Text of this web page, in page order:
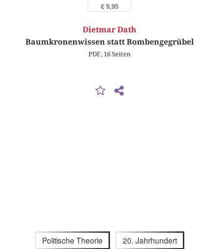
€ 9,95
Dietmar Dath
Baumkronenwissen statt Bombengegrübel
PDF, 16 Seiten
Politische Theorie 20. Jahrhundert